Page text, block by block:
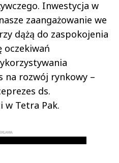
Inwestycja w
zaangażowanie we
dążą do zaspokojenia
oczekiwań
na rozwój rynkowy –
ds.
w Tetra Pak.